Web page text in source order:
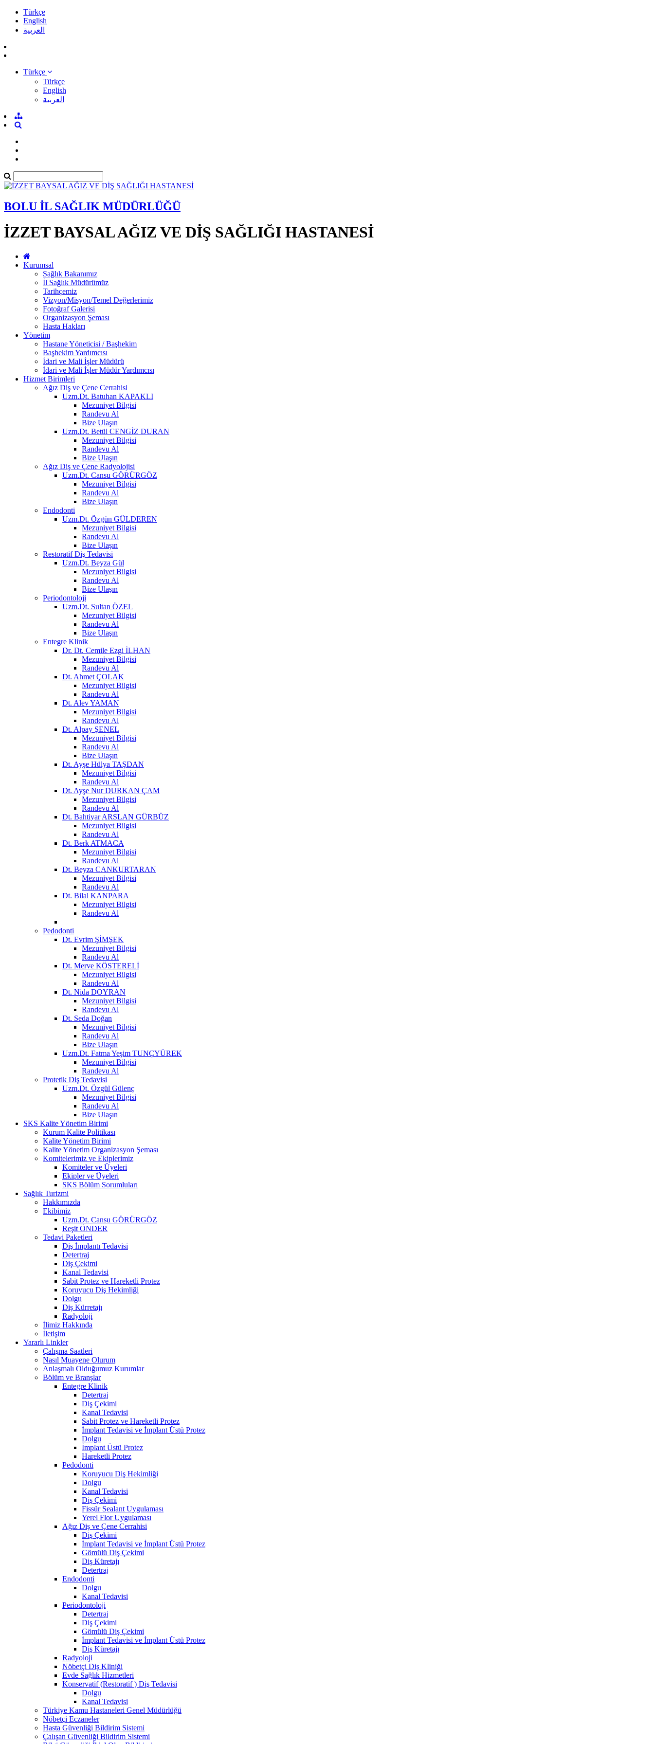
Türkçe
English
العربية
Türkçe
Türkçe
English
العربية
BOLU İL SAĞLIK MÜDÜRLÜĞÜ
İZZET BAYSAL AĞIZ VE DİŞ SAĞLIĞI HASTANESİ
Kurumsal
Sağlık Bakanımız
İl Sağlık Müdürümüz
Tarihçemiz
Vizyon/Misyon/Temel Değerlerimiz
Fotoğraf Galerisi
Organizasyon Şeması
Hasta Hakları
Yönetim
Hastane Yöneticisi / Başhekim
Başhekim Yardımcısı
İdari ve Mali İşler Müdürü
İdari ve Mali İşler Müdür Yardımcısı
Hizmet Birimleri
Ağız Diş ve Çene Cerrahisi
Uzm.Dt. Batuhan KAPAKLI
Mezuniyet Bilgisi
Randevu Al
Bize Ulaşın
Uzm.Dt. Betül CENGİZ DURAN
Mezuniyet Bilgisi
Randevu Al
Bize Ulaşın
Ağız Diş ve Çene Radyolojisi
Uzm.Dt. Cansu GÖRÜRGÖZ
Mezuniyet Bilgisi
Randevu Al
Bize Ulaşın
Endodonti
Uzm.Dt. Özgün GÜLDEREN
Mezuniyet Bilgisi
Randevu Al
Bize Ulaşın
Restoratif Diş Tedavisi
Uzm.Dt. Beyza Gül
Mezuniyet Bilgisi
Randevu Al
Bize Ulaşın
Periodontoloji
Uzm.Dt. Sultan ÖZEL
Mezuniyet Bilgisi
Randevu Al
Bize Ulaşın
Entegre Klinik
Dr. Dt. Cemile Ezgi İLHAN
Mezuniyet Bilgisi
Randevu Al
Dt. Ahmet ÇOLAK
Mezuniyet Bilgisi
Randevu Al
Dt. Alev YAMAN
Mezuniyet Bilgisi
Randevu Al
Dt. Alpay ŞENEL
Mezuniyet Bilgisi
Randevu Al
Bize Ulaşın
Dt. Ayşe Hülya TAŞDAN
Mezuniyet Bilgisi
Randevu Al
Dt. Ayşe Nur DURKAN ÇAM
Mezuniyet Bilgisi
Randevu Al
Dt. Bahtiyar ARSLAN GÜRBÜZ
Mezuniyet Bilgisi
Randevu Al
Dt. Berk ATMACA
Mezuniyet Bilgisi
Randevu Al
Dt. Beyza CANKURTARAN
Mezuniyet Bilgisi
Randevu Al
Dt. Bilal KANPARA
Mezuniyet Bilgisi
Randevu Al
Pedodonti
Dt. Evrim ŞİMŞEK
Mezuniyet Bilgisi
Randevu Al
Dt. Merve KÖSTERELİ
Mezuniyet Bilgisi
Randevu Al
Dt. Nida DOYRAN
Mezuniyet Bilgisi
Randevu Al
Dt. Seda Doğan
Mezuniyet Bilgisi
Randevu Al
Bize Ulaşın
Uzm.Dt. Fatma Yeşim TUNÇYÜREK
Mezuniyet Bilgisi
Randevu Al
Protetik Diş Tedavisi
Uzm.Dt. Özgül Gülenç
Mezuniyet Bilgisi
Randevu Al
Bize Ulaşın
SKS Kalite Yönetim Birimi
Kurum Kalite Politikası
Kalite Yönetim Birimi
Kalite Yönetim Organizasyon Şeması
Komitelerimiz ve Ekiplerimiz
Komiteler ve Üyeleri
Ekipler ve Üyeleri
SKS Bölüm Sorumluları
Sağlık Turizmi
Hakkımızda
Ekibimiz
Uzm.Dt. Cansu GÖRÜRGÖZ
Reşit ÖNDER
Tedavi Paketleri
Diş İmplantı Tedavisi
Detertraj
Diş Çekimi
Kanal Tedavisi
Sabit Protez ve Hareketli Protez
Koruyucu Diş Hekimliği
Dolgu
Diş Kürretajı
Radyoloji
İlimiz Hakkında
İletişim
Yararlı Linkler
Çalışma Saatleri
Nasıl Muayene Olurum
Anlaşmalı Olduğumuz Kurumlar
Bölüm ve Branşlar
Entegre Klinik
Detertraj
Diş Çekimi
Kanal Tedavisi
Sabit Protez ve Hareketli Protez
İmplant Tedavisi ve İmplant Üstü Protez
Dolgu
İmplant Üstü Protez
Hareketli Protez
Pedodonti
Koruyucu Diş Hekimliği
Dolgu
Kanal Tedavisi
Diş Çekimi
Fissür Sealant Uygulaması
Yerel Flor Uygulaması
Ağız Diş ve Çene Cerrahisi
Diş Çekimi
İmplant Tedavisi ve İmplant Üstü Protez
Gömülü Diş Çekimi
Diş Küretajı
Detertraj
Endodonti
Dolgu
Kanal Tedavisi
Periodontoloji
Detertraj
Diş Çekimi
Gömülü Diş Çekimi
İmplant Tedavisi ve İmplant Üstü Protez
Diş Küretajı
Radyoloji
Nöbetçi Diş Kliniği
Evde Sağlık Hizmetleri
Konservatif (Restoratif ) Diş Tedavisi
Dolgu
Kanal Tedavisi
Türkiye Kamu Hastaneleri Genel Müdürlüğü
Nöbetçi Eczaneler
Hasta Güvenliği Bildirim Sistemi
Çalışan Güvenliği Bildirim Sistemi